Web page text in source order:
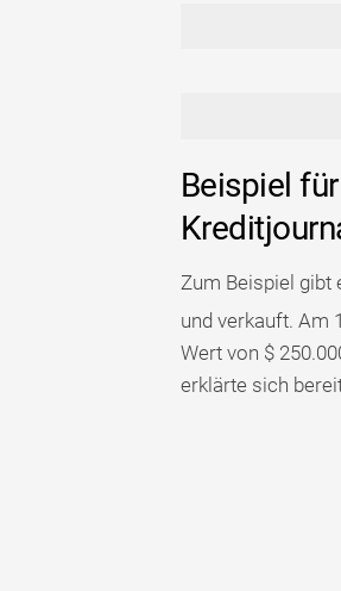
Beispiel
Zum Beispiel gibt
und verkauft. Am
Wert von $
erklärte sich